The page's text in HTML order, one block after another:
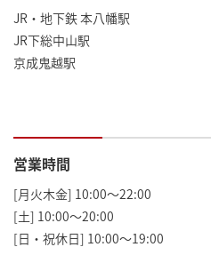
JR・地下鉄 本八幡駅
JR下総中山駅
京成鬼越駅
営業時間
[月火木金] 10:00～22:00
[土] 10:00～20:00
[日・祝休日] 10:00～19:00